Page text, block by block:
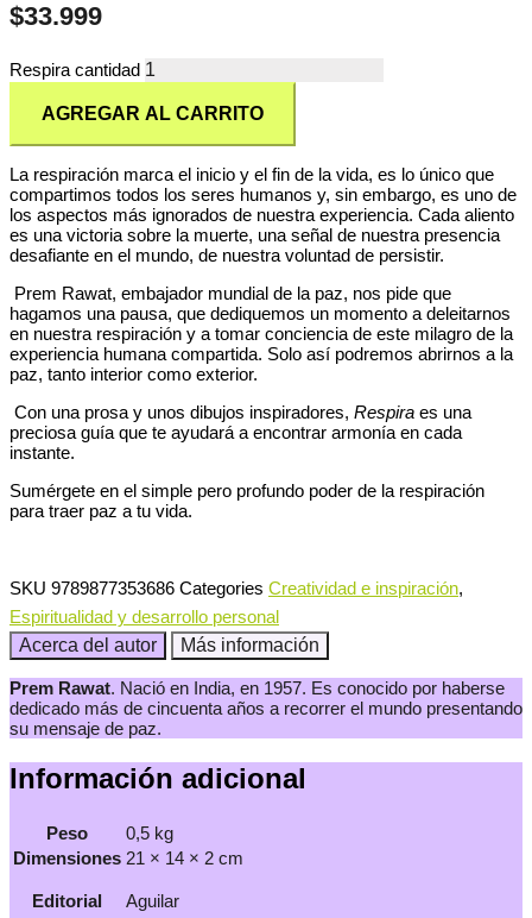
$33.999
Respira cantidad
AGREGAR AL CARRITO
La respiración marca el inicio y el fin de la vida, es lo único que
compartimos todos los seres humanos y, sin embargo, es uno de
los aspectos más ignorados de nuestra experiencia. Cada aliento
es una victoria sobre la muerte, una señal de nuestra presencia
desafiante en el mundo, de nuestra voluntad de persistir.
Prem Rawat, embajador mundial de la paz, nos pide que
hagamos una pausa, que dediquemos un momento a deleitarnos
en nuestra respiración y a tomar conciencia de este milagro de la
experiencia humana compartida. Solo así podremos abrirnos a la
paz, tanto interior como exterior.
Con una prosa y unos dibujos inspiradores, Respira es una
preciosa guía que te ayudará a encontrar armonía en cada
instante.
Sumérgete en el simple pero profundo poder de la respiración
para traer paz a tu vida.
SKU 9789877353686 Categories Creatividad e inspiración,
Espiritualidad y desarrollo personal
Acerca del autor
Más información
Prem Rawat. Nació en India, en 1957. Es conocido por haberse
dedicado más de cincuenta años a recorrer el mundo presentando
su mensaje de paz.
Información adicional
Peso
0,5 kg
Dimensiones 21 × 14 × 2 cm
Editorial Aguilar